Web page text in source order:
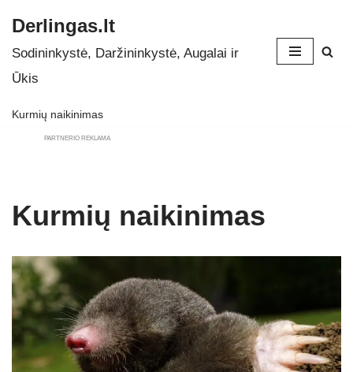
Skip
to
Derlingas.lt
Sodininkystė, Daržininkystė, Augalai ir
Ūkis
Kurmių naikinimas
PARTNERIO REKLAMA
Kurmių naikinimas